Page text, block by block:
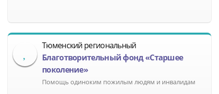
Тюменский региональный
Благотворительный фонд «Старшее
поколение»
Помощь одиноким пожилым людям и инвалидам